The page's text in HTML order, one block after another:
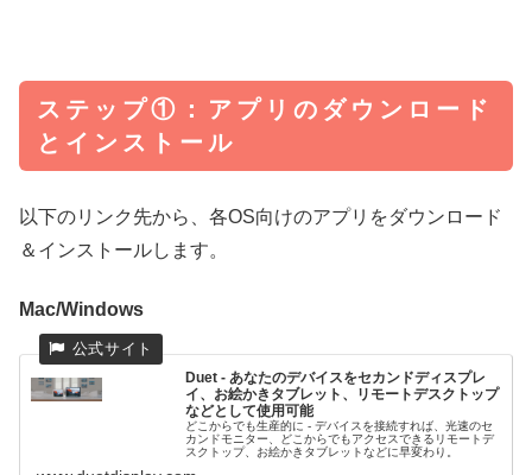
ステップ①：アプリのダウンロード
とインストール
以下のリンク先から、各OS向けのアプリをダウンロード
＆インストールします。
Mac/Windows
Duet - あなたのデバイスをセカンドディスプレ
イ、お絵かきタブレット、リモートデスクトップ
などとして使用可能
どこからでも生産的に - デバイスを接続すれば、光速のセ
カンドモニター、どこからでもアクセスできるリモートデ
スクトップ、お絵かきタブレットなどに早変わり。